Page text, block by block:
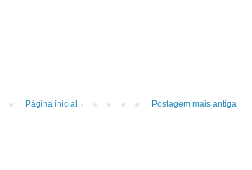
Postagem mais antiga
Página inicial